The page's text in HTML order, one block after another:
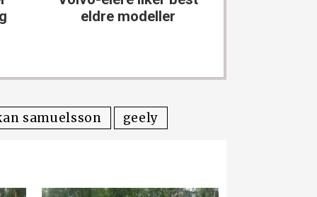
eldre modeller
samuelsson geely